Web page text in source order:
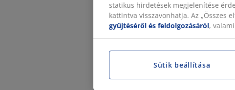
statikus hirdetések megjelenítése
kattintva visszavonhatja. Az „Összes
gyűjtéséről és feldolgozásáról,
Sütik beállítása